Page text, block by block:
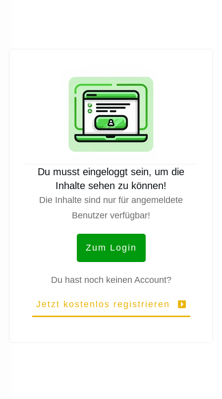
Du musst eingeloggt sein, um die
Inhalte sehen zu können!
Die Inhalte sind nur für angemeldete
Benutzer verfügbar!
Zum Login
Du hast noch keinen Account?
Jetzt kostenlos registrieren